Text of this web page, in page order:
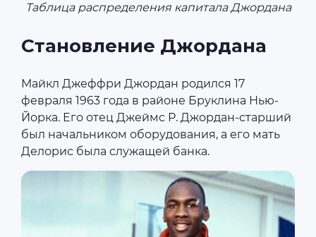
Таблица распределения капитала Джордана
Становление Джордана
Майкл Джеффри Джордан родился 17
февраля 1963 года в районе Бруклина Нью-
Йорка. Его отец Джеймс Р. Джордан-старший
был начальником оборудования, а его мать
Делорис была служащей банка.